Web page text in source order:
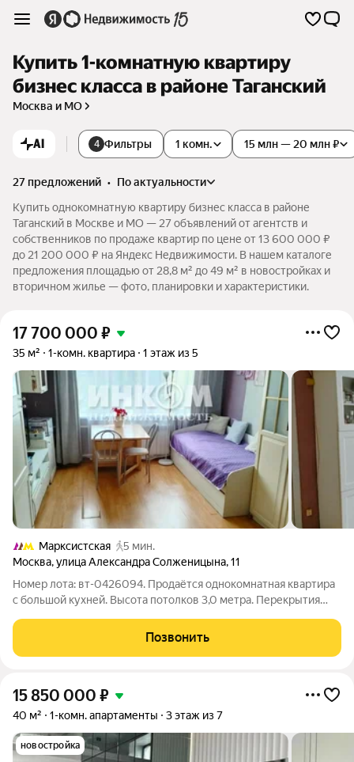
Купить 1-комнатную квартиру
бизнес класса в районе Таганский
Москва и МО
AI 4 Фильтры 1 комн. 15 млн — 20 млн ₽
27 предложений •
по актуальности
Купить однокомнатную квартиру бизнес класса в районе
Таганский в Москве и МО — 27 объявлений от агентств и
собственников по продаже квартир по цене от 13 600 000 ₽
до 21 200 000 ₽ на Яндекс Недвижимости. В нашем каталоге
предложения площадью от 28,8 м² до 49 м² в новостройках и
вторичном жилье — фото, планировки и характеристики.
17 700 000 ₽
35 м² 1-комн. квартира 1 этаж из 5
Марксистская
5 мин.
Москва,улица Александра Солженицына,11
Номер лота: вт-0426094. Продаётся однокомнатная квартира
с большой кухней. Высота потолков 3,0 метра. Перекрытия
индивидуальному проекту, толщина стен внешних стен более
50 см, что позволяет сохранять тепло
Позвонить
15 850 000 ₽
40 м² 1-комн. апартаменты 3 этаж из 7
новостройка